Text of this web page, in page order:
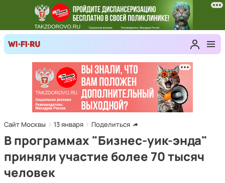
Сайт Москвы 13 января Поделиться
В программах "Бизнес-уик-энда"
приняли участие более 70 тысяч
человек